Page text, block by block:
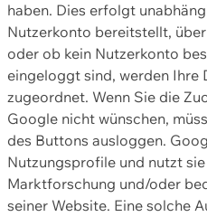
haben. Dies erfolgt
Nutzerkonto bereitstellt,
oder ob kein Nutzerkonto
eingeloggt sind, werden Ihre
zugeordnet. Wenn Sie die
Google nicht wünschen,
des Buttons ausloggen.
Nutzungsprofile und nutzt
Marktforschung und/oder
seiner Website. Eine solche